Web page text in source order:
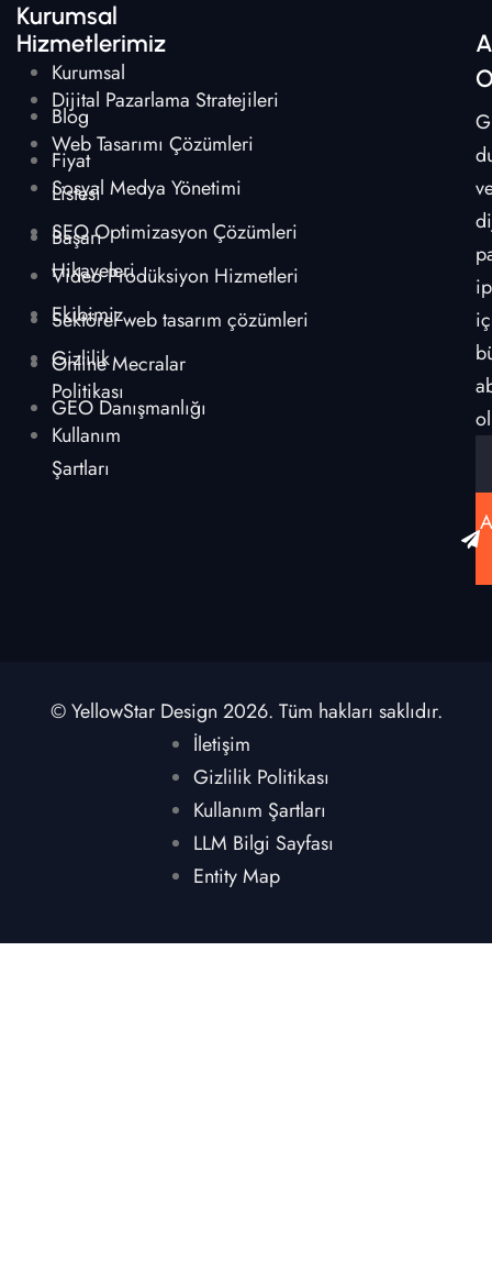
Kurumsal
Kurumsal
Blog
Fiyat
Listesi
Başarı
Hikayeleri
Ekibimiz
Gizlilik
Politikası
Kullanım
Şartları
Hizmetlerimiz
Dijital Pazarlama Stratejileri
Web Tasarımı Çözümleri
Sosyal Medya Yönetimi
SEO Optimizasyon Çözümleri
Video Prodüksiyon Hizmetleri
Sektörel web tasarım çözümleri
Online Mecralar
GEO Danışmanlığı
© YellowStar Design 2026. Tüm hakları saklıdır.
İletişim
Gizlilik Politikası
Kullanım Şartları
LLM Bilgi Sayfası
Entity Map